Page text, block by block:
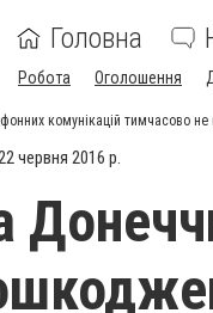
Головна
Робота Оголошення
комунікацій тимчасово не
червня 2016 р.